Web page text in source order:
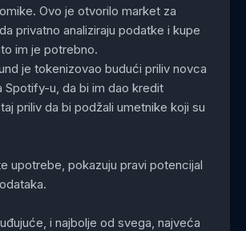
Ovo je otvorilo market za
privatno analiziraju podatke i kupe
im je potrebno.
je tokenizovao budući priliv novca
Spotify-u, da bi im dao kredit
priliv da bi podžali umetnike koji su
upotrebe, pokazuju pravi potencijal
i najbolje od svega, najveća